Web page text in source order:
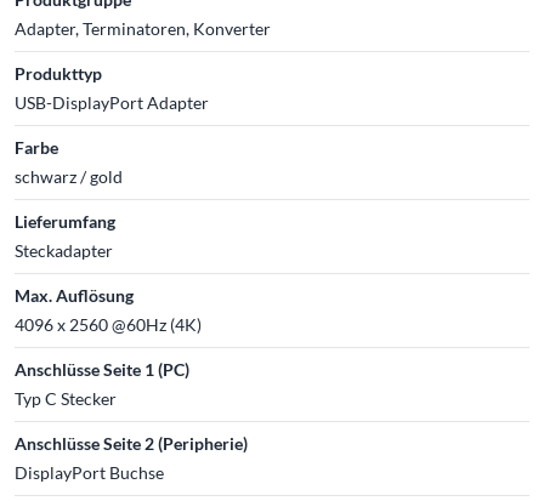
Adapter, Terminatoren, Konverter
Produkttyp
USB-DisplayPort Adapter
Farbe
schwarz / gold
Lieferumfang
Steckadapter
Max. Auflösung
4096 x 2560 @60Hz (4K)
Anschlüsse Seite 1 (PC)
Typ C Stecker
Anschlüsse Seite 2 (Peripherie)
DisplayPort Buchse